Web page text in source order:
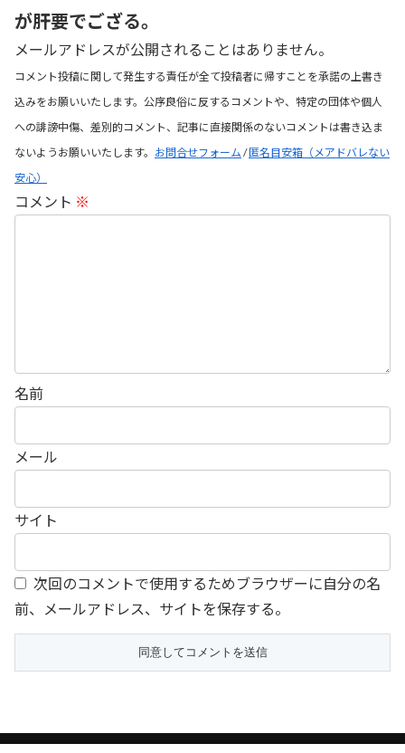
が肝要でござる。
メールアドレスが公開されることはありません。
コメント投稿に関して発生する責任が全て投稿者に帰すことを承諾の上書き
込みをお願いいたします。公序良俗に反するコメントや、特定の団体や個人
への誹謗中傷、差別的コメント、記事に直接関係のないコメントは書き込ま
ないようお願いいたします。 お問合せフォーム /匿名目安箱（メアドバレない
安心）
コメント ※
名前
メール
サイト
次回のコメントで使用するためブラウザーに自分の名
前、メールアドレス、サイトを保存する。